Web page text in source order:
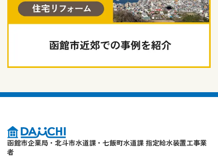
函館市企業局・北斗市水道課・七飯町水道課 指定給水装置工事業
者